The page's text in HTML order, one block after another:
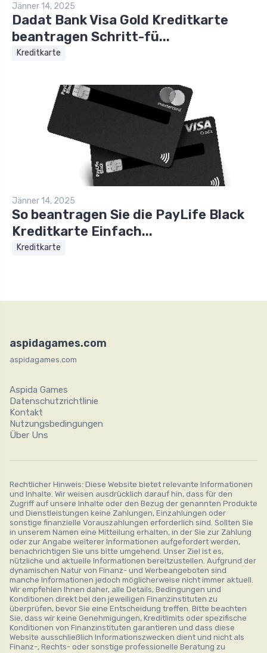
Jänner 14, 2025
Dadat Bank Visa Gold Kreditkarte
beantragen Schritt-fü...
Kreditkarte
Jänner 14, 2025
So beantragen Sie die PayLife Black
Kreditkarte Einfach...
Kreditkarte
aspidagames.com
aspidagames.com
Aspida Games
Datenschutzrichtlinie
Kontakt
Nutzungsbedingungen
Über Uns
Rechtlicher Hinweis: Diese Website bietet relevante Informationen
und Inhalte. Wir weisen ausdrücklich darauf hin, dass für den
Zugriff auf unsere Inhalte oder den Bezug der genannten Produkte
und Dienstleistungen keine Zahlungen, Einzahlungen oder
sonstige finanzielle Vorauszahlungen erforderlich sind. Sollten Sie
in unserem Namen eine Mitteilung erhalten, in der Sie zur Zahlung
oder zur Angabe weiterer Informationen aufgefordert werden,
benachrichtigen Sie uns bitte umgehend. Unser Ziel ist es,
nützliche und aktuelle Informationen bereitzustellen. Aufgrund der
dynamischen Natur von Finanz- und Werbeangeboten sind
manche Informationen jedoch möglicherweise nicht immer aktuell.
Wir empfehlen Ihnen daher, alle Details, Bedingungen und
Konditionen direkt bei den jeweiligen Finanzinstituten zu
überprüfen, bevor Sie eine Entscheidung treffen. Bitte beachten
Sie, dass wir keine Genehmigungen, Kreditlimits oder spezifische
Konditionen von Finanzinstituten garantieren und dass diese
Website ausschließlich Informationszwecken dient und nicht als
Finanz-, Rechts- oder sonstige professionelle Beratung zu